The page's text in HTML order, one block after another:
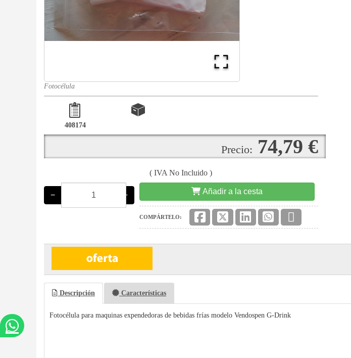
Fotocélula
408174
Precio: 74,79 €
( IVA No Incluido )
− + Añadir a la cesta
COMPÁRTELO:
Descripción Características
Fotocélula para maquinas expendedoras de bebidas frías modelo Vendospen G-Drink